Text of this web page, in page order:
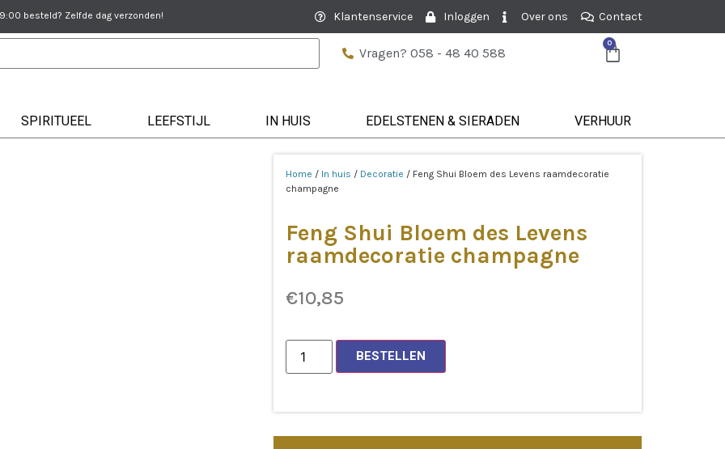
besteld? Zelfde dag verzonden! Klantenservice Inloggen Over ons Contact
Vragen? 058 - 48 40 588
0
SPIRITUEEL LEEFSTIJL IN HUIS EDELSTENEN & SIERADEN VERHUUR
Home / In huis / Decoratie / Feng Shui Bloem des Levens raamdecoratie
champagne
Feng Shui Bloem des Levens
raamdecoratie champagne
€10,85
BESTELLEN